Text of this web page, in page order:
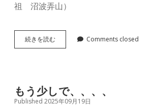
祖 沼波弄山
続きを読む萬
古
Comments closed
もう少しで、、、、
Published 2025年09月19日